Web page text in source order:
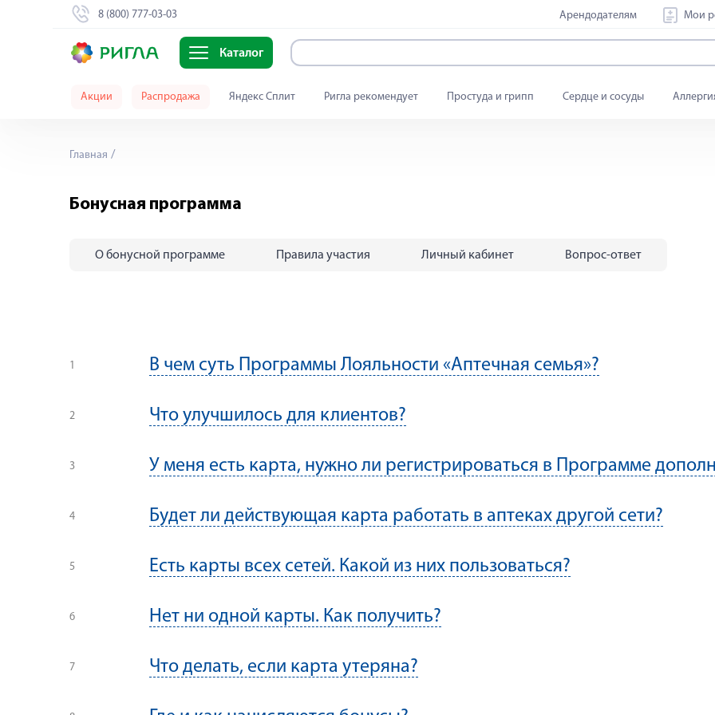
8 (800) 777-03-03 Арендодателям Мои
Каталог
Акции Распродажа Яндекс Сплит Ригла рекомендует Простуда и грипп Сердце и сосуды
Главная
Бонусная программа
О бонусной программе Правила участия Личный кабинет Вопрос-ответ
В чем суть Программы Лояльности «Аптечная семья»?
Что улучшилось для клиентов?
У меня есть карта, нужно ли регистрироваться в Программе
Будет ли действующая карта работать в аптеках другой сети?
Есть карты всех сетей. Какой из них пользоваться?
Нет ни одной карты. Как получить?
Что делать, если карта утеряна?